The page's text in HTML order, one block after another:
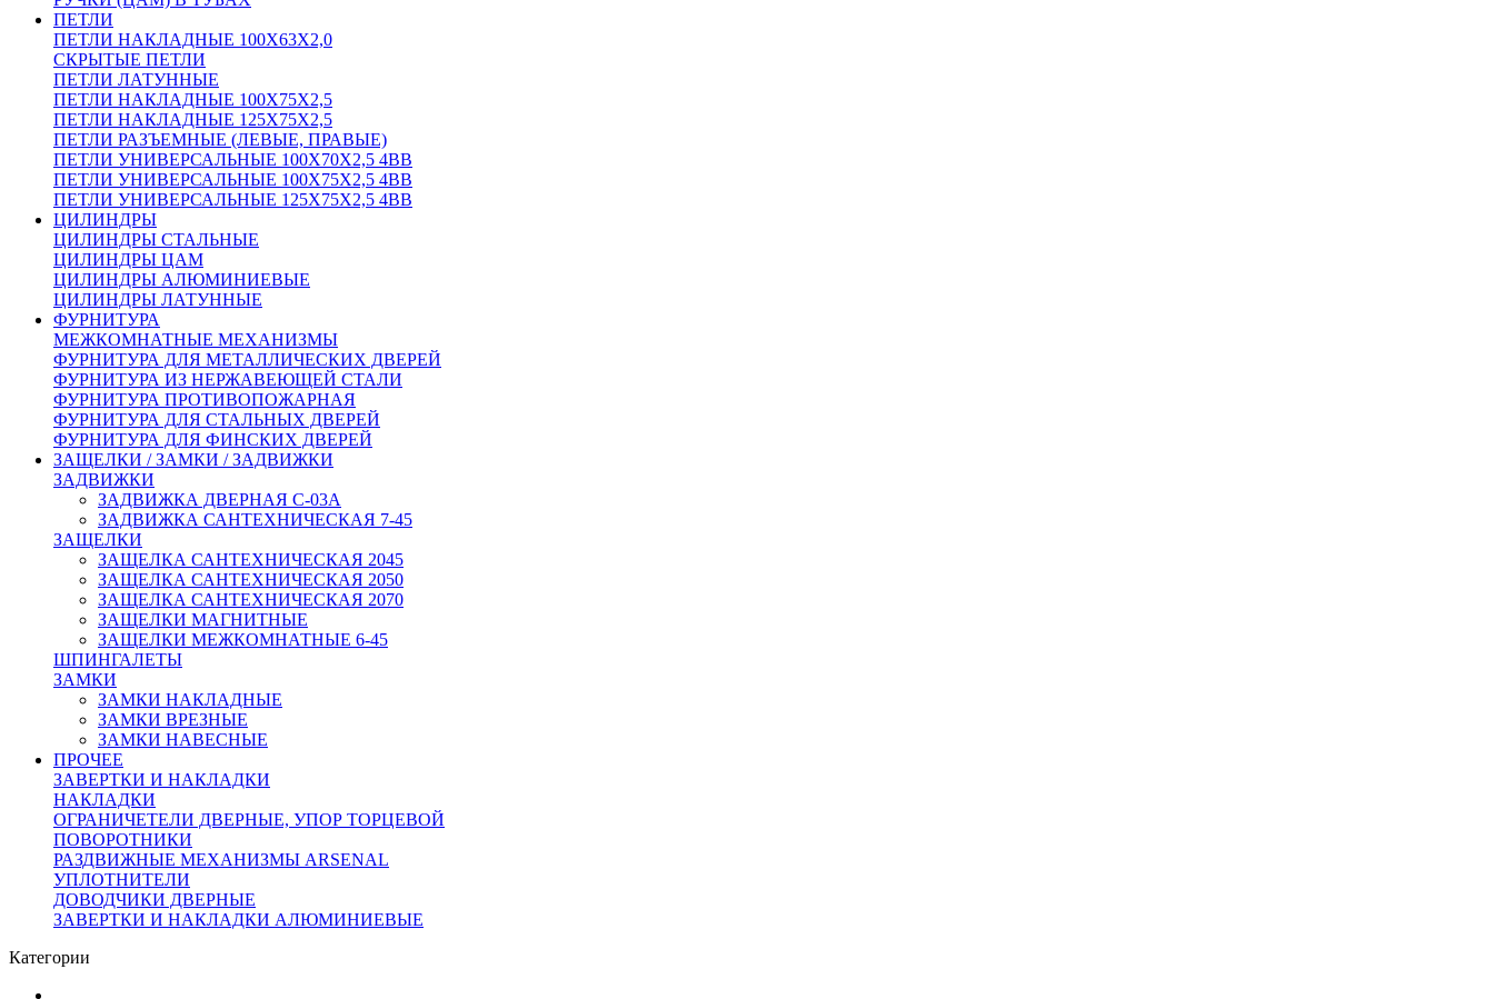
ПЕТЛИ
ПЕТЛИ НАКЛАДНЫЕ 100Х63Х2,0
СКРЫТЫЕ ПЕТЛИ
ПЕТЛИ ЛАТУННЫЕ
ПЕТЛИ НАКЛАДНЫЕ 100Х75Х2,5
ПЕТЛИ НАКЛАДНЫЕ 125Х75Х2,5
ПЕТЛИ РАЗЪЕМНЫЕ (ЛЕВЫЕ, ПРАВЫЕ)
ПЕТЛИ УНИВЕРСАЛЬНЫЕ 100Х70Х2,5 4BB
ПЕТЛИ УНИВЕРСАЛЬНЫЕ 100Х75Х2,5 4BB
ПЕТЛИ УНИВЕРСАЛЬНЫЕ 125Х75Х2,5 4BB
ЦИЛИНДРЫ
ЦИЛИНДРЫ СТАЛЬНЫЕ
ЦИЛИНДРЫ ЦАМ
ЦИЛИНДРЫ АЛЮМИНИЕВЫЕ
ЦИЛИНДРЫ ЛАТУННЫЕ
ФУРНИТУРА
МЕЖКОМНАТНЫЕ МЕХАНИЗМЫ
ФУРНИТУРА ДЛЯ МЕТАЛЛИЧЕСКИХ ДВЕРЕЙ
ФУРНИТУРА ИЗ НЕРЖАВЕЮЩЕЙ СТАЛИ
ФУРНИТУРА ПРОТИВОПОЖАРНАЯ
ФУРНИТУРА ДЛЯ СТАЛЬНЫХ ДВЕРЕЙ
ФУРНИТУРА ДЛЯ ФИНСКИХ ДВЕРЕЙ
ЗАЩЕЛКИ / ЗАМКИ / ЗАДВИЖКИ
ЗАДВИЖКИ
ЗАДВИЖКА ДВЕРНАЯ C-03A
ЗАДВИЖКА САНТЕХНИЧЕСКАЯ 7-45
ЗАЩЕЛКИ
ЗАЩЕЛКА САНТЕХНИЧЕСКАЯ 2045
ЗАЩЕЛКА САНТЕХНИЧЕСКАЯ 2050
ЗАЩЕЛКА САНТЕХНИЧЕСКАЯ 2070
ЗАЩЕЛКИ МАГНИТНЫЕ
ЗАЩЕЛКИ МЕЖКОМНАТНЫЕ 6-45
ШПИНГАЛЕТЫ
ЗАМКИ
ЗАМКИ НАКЛАДНЫЕ
ЗАМКИ ВРЕЗНЫЕ
ЗАМКИ НАВЕСНЫЕ
ПРОЧЕЕ
ЗАВЕРТКИ И НАКЛАДКИ
НАКЛАДКИ
ОГРАНИЧЕТЕЛИ ДВЕРНЫЕ, УПОР ТОРЦЕВОЙ
ПОВОРОТНИКИ
РАЗДВИЖНЫЕ МЕХАНИЗМЫ ARSENAL
УПЛОТНИТЕЛИ
ДОВОДЧИКИ ДВЕРНЫЕ
ЗАВЕРТКИ И НАКЛАДКИ АЛЮМИНИЕВЫЕ
Категории